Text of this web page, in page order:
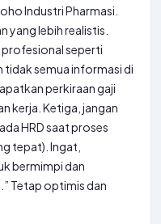
Industri Pharmasi.
yang lebih realistis.
seperti
tidak semua informasi di
perkiraan gaji
kerja. Ketiga, jangan
HRD saat proses
tepat). Ingat,
bermimpi dan
Tetap optimis dan